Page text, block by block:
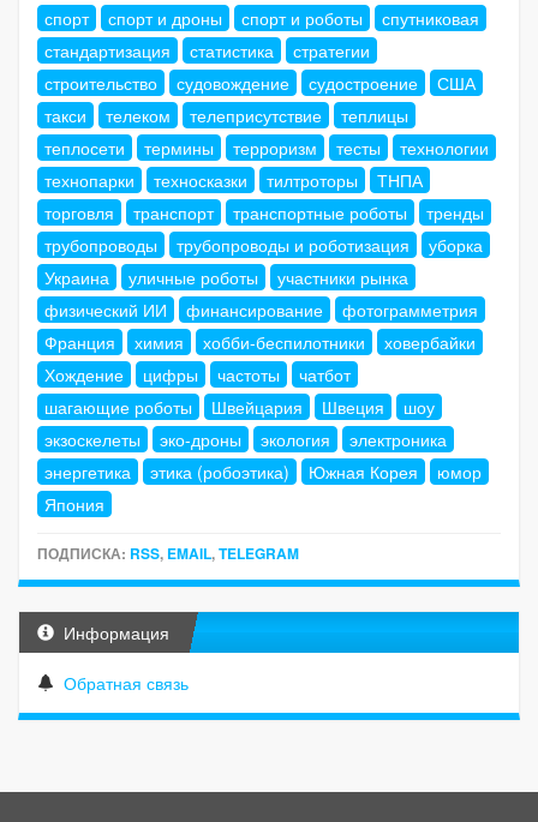
спорт
спорт и дроны спорт и роботы
спутниковая
стандартизация
статистика
стратегии
строительство
судовождение судостроение
США
такси
телеком телеприсутствие
теплицы
теплосети
термины терроризм тесты
технологии
технопарки
техносказки тилтроторы
ТНПА
торговля
транспорт транспортные роботы
тренды
трубопроводы
трубопроводы и роботизация
уборка
Украина
уличные роботы
участники рынка
физический ИИ
финансирование
фотограмметрия
Франция
химия хобби-беспилотники
ховербайки
Хождение
цифры частоты
чатбот
шагающие роботы
Швейцария Швеция
шоу
экзоскелеты
эко-дроны экология
электроника
энергетика
этика (робоэтика) Южная Корея
юмор
Япония
ПОДПИСКА: RSS, EMAIL,TELEGRAM
Информация
Обратная связь